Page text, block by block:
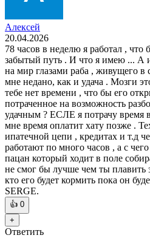
Алексей
20.04.2026
78 часов в неделю я работал , что
забытый путь . И что я имею ... А
на мир глазами раба , живущего в
мне недано, как и удача . Мозги
тебе нет времени , что бы его
потраченное на возможность
удачным ? ЕСЛЕ я потрачу время
мне время оплатит хату позже .
ипатечной цепи , кредитах и т.д
работают по много часов , а с
пацан который ходит в поле
не смог бы лучше чем ты плавить
кто его будет кормить пока он
SERGE.
👍 0
+
Ответить